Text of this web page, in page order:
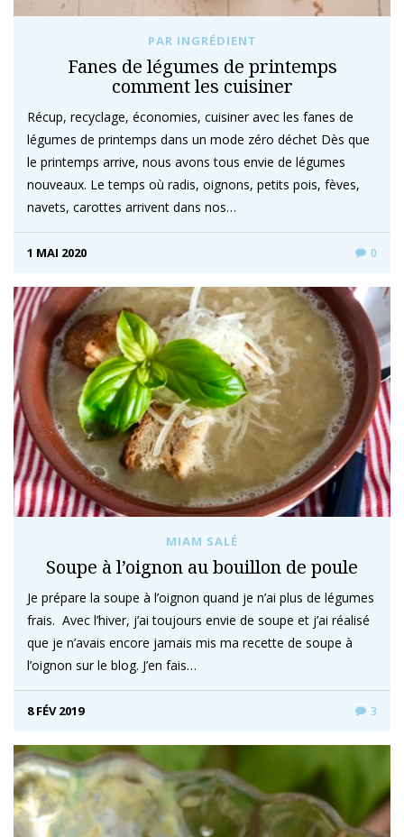
PAR INGRÉDIENT
Fanes de légumes de printemps
comment les cuisiner
Récup, recyclage, économies, cuisiner avec les fanes de
légumes de printemps dans un mode zéro déchet Dès que
le printemps arrive, nous avons tous envie de légumes
nouveaux. Le temps où radis, oignons, petits pois, fèves,
navets, carottes arrivent dans nos…
1 MAI 2020 0
MIAM SALÉ
Soupe à l’oignon au bouillon de poule
Je prépare la soupe à l’oignon quand je n’ai plus de légumes
frais. Avec l’hiver, j’ai toujours envie de soupe et j’ai réalisé
que je n’avais encore jamais mis ma recette de soupe à
l’oignon sur le blog. J’en fais…
8 FÉV 2019 3